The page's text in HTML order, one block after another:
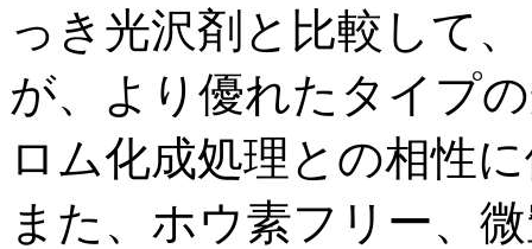
っき光沢剤と比較して
が、より優れたタイプ
ロム化成処理との相性
また、ホウ素フリー、